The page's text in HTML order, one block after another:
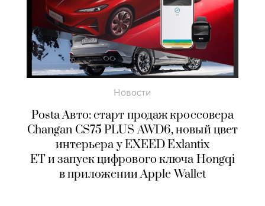
Новости
Posta Авто: старт продаж кроссовера
Changan CS75 PLUS AWD6, новый цвет
интерьера у EXEED Exlantix
ET и запуск цифрового ключа Hongqi
в приложении Apple Wallet